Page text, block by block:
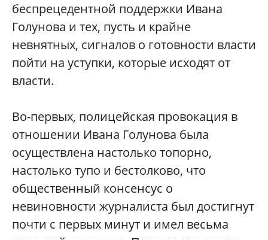
беспрецедентной поддержки Ивана
Голунова и тех, пусть и крайне
невнятных, сигналов о готовности власти
пойти на уступки, которые исходят от
власти.
Во-первых, полицейская провокация в
отношении Ивана Голунова была
осуществлена настолько топорно,
настолько тупо и бестолково, что
общественный консенсус о
невиновности журналиста был достигнут
почти с первых минут и имел весьма